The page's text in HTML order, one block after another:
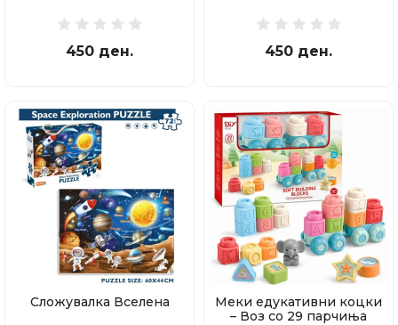
450 ден. 450 ден.
Сложувалка Вселена
Меки едукативни коцки
– Воз со 29 парчиња